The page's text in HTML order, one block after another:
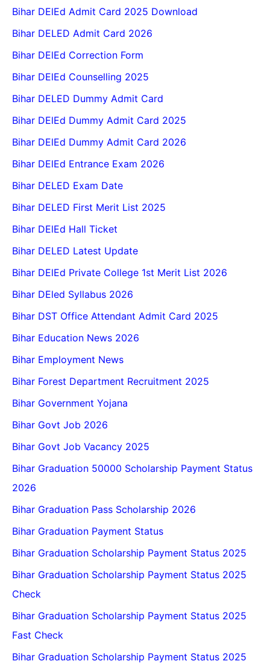
Bihar DElEd Admit Card 2025 Download
Bihar DELED Admit Card 2026
Bihar DElEd Correction Form
Bihar DElEd Counselling 2025
Bihar DELED Dummy Admit Card
Bihar DElEd Dummy Admit Card 2025
Bihar DElEd Dummy Admit Card 2026
Bihar DElEd Entrance Exam 2026
Bihar DELED Exam Date
Bihar DELED First Merit List 2025
Bihar DElEd Hall Ticket
Bihar DELED Latest Update
Bihar DElEd Private College 1st Merit List 2026
Bihar DEled Syllabus 2026
Bihar DST Office Attendant Admit Card 2025
Bihar Education News 2026
Bihar Employment News
Bihar Forest Department Recruitment 2025
Bihar Government Yojana
Bihar Govt Job 2026
Bihar Govt Job Vacancy 2025
Bihar Graduation 50000 Scholarship Payment Status
2026
Bihar Graduation Pass Scholarship 2026
Bihar Graduation Payment Status
Bihar Graduation Scholarship Payment Status 2025
Bihar Graduation Scholarship Payment Status 2025
Check
Bihar Graduation Scholarship Payment Status 2025
Fast Check
Bihar Graduation Scholarship Payment Status 2025